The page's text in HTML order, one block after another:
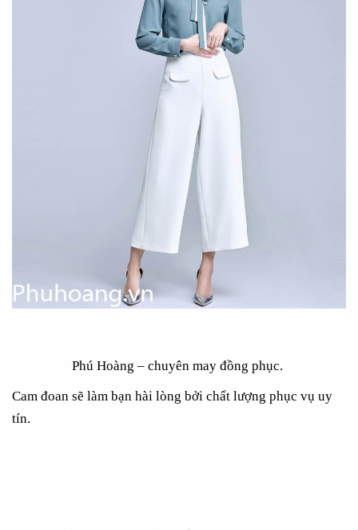
Phú Hoàng – chuyên may đồng phục.
Cam đoan sẽ làm bạn hài lòng bởi chất lượng phục vụ uy
tín.